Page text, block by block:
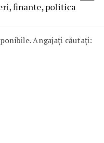
finante, politica
Angajați căutați: